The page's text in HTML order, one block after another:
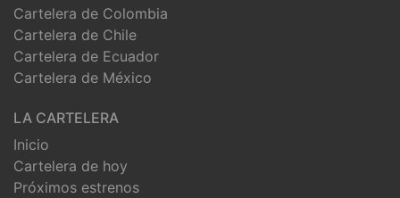
Cartelera de Colombia
Cartelera de Chile
Cartelera de Ecuador
Cartelera de México
LA CARTELERA
Inicio
Cartelera de hoy
Próximos estrenos